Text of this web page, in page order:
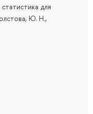
для
Ю. Н.,